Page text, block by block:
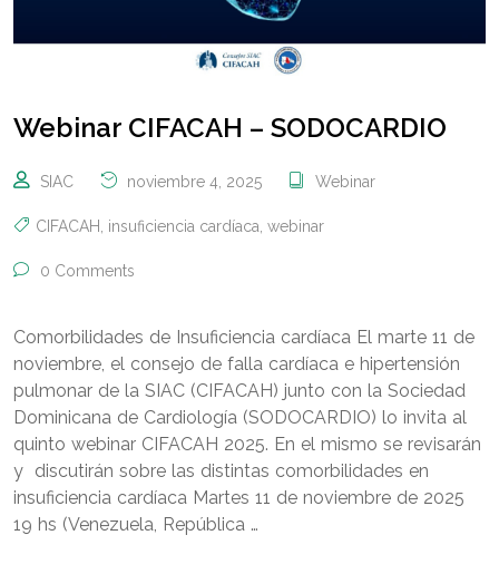
Webinar CIFACAH – SODOCARDIO
SIAC noviembre 4, 2025 Webinar
CIFACAH insuficiencia cardíaca webinar
0 Comments
Comorbilidades de Insuficiencia cardíaca El marte 11 de
noviembre, el consejo de falla cardíaca e hipertensión
pulmonar de la SIAC (CIFACAH) junto con la Sociedad
Dominicana de Cardiología (SODOCARDIO) lo invita al
quinto webinar CIFACAH 2025. En el mismo se revisarán
y discutirán sobre las distintas comorbilidades en
insuficiencia cardíaca Martes 11 de noviembre de 2025
19 hs (Venezuela, República …